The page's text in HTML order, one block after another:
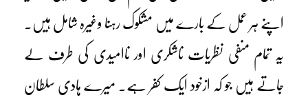
اپنے ہر عمل کے بارے میں مشکوک رہنا وغیرہ شامل ہیں۔
یہ تمام منفی نظریات ناشکری اور ناامیدی کی طرف لے
جاتے ہیں جو کہ ازخود ایک کفر ہے۔ میرے ہادی سلطان